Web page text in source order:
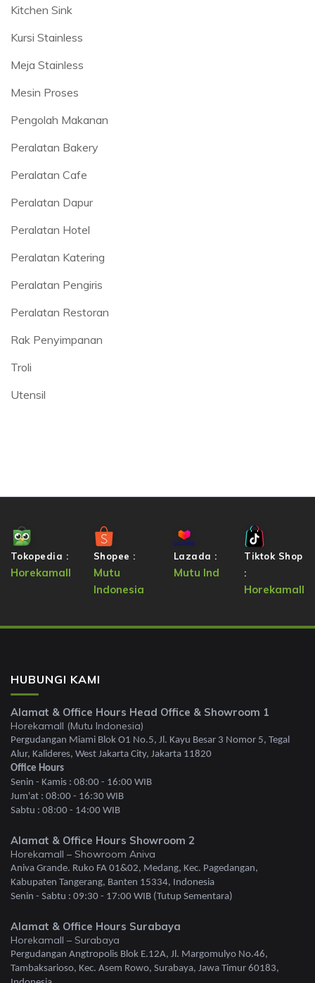
Kitchen Sink
Kursi Stainless
Meja Stainless
Mesin Proses
Pengolah Makanan
Peralatan Bakery
Peralatan Cafe
Peralatan Dapur
Peralatan Hotel
Peralatan Katering
Peralatan Pengiris
Peralatan Restoran
Rak Penyimpanan
Troli
Utensil
Tokopedia :
Horekamall
Shopee :
Mutu
Indonesia
Lazada :
Mutu Ind
Tiktok Shop
:
Horekamall
HUBUNGI KAMI
Alamat & Office Hours Head Office & Showroom 1
Horekamall (Mutu Indonesia)
Pergudangan Miami Blok O1 No.5, Jl. Kayu Besar 3 Nomor 5, Tegal
Alur, Kalideres, West Jakarta City, Jakarta 11820
Office Hours
Senin - Kamis : 08:00 - 16:00 WIB
Jum'at : 08:00 - 16:30 WIB
Sabtu : 08:00 - 14:00 WIB
Alamat & Office Hours Showroom 2
Horekamall – Showroom Aniva
Aniva Grande. Ruko FA 01&02, Medang, Kec. Pagedangan,
Kabupaten Tangerang, Banten 15334, Indonesia
Senin - Sabtu : 09:30 - 17:00 WIB (Tutup Sementara)
Alamat & Office Hours Surabaya
Horekamall – Surabaya
Pergudangan Angtropolis Blok E.12A, Jl. Margomulyo No.46,
Tambaksarioso, Kec. Asem Rowo, Surabaya, Jawa Timur 60183,